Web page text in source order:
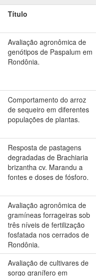
Título
Avaliação agronômica de
genótipos de Paspalum em
Rondônia.
Comportamento do arroz
de sequeiro em diferentes
populações de plantas.
Resposta de pastagens
degradadas de Brachiaria
brizantha cv. Marandu a
fontes e doses de fósforo.
Avaliação agronômica de
gramíneas forrageiras sob
três níveis de fertilização
fosfatada nos cerrados de
Rondônia.
Avaliação de cultivares de
sorgo granífero em